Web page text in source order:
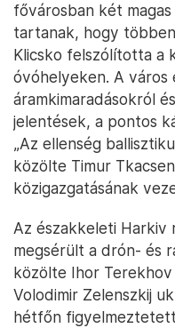
fővárosban két
tartanak, hogy
Klicsko felszólította a
óvóhelyeken. A város
áramkimaradásokról
jelentések, a pontos
„Az ellenség
közölte Timur
közigazgatásának
Az északkeleti Harkiv
megsérült a drón- és
közölte Ihor
Volodimir Zelenszkij
hétfőn